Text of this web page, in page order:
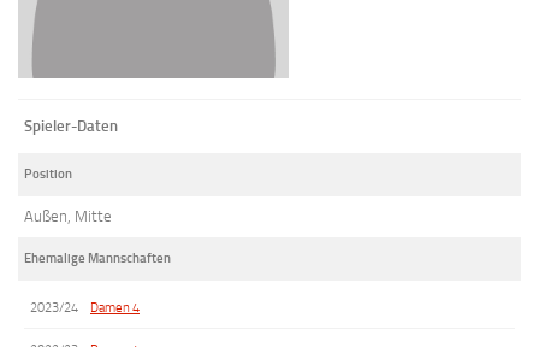
Spieler-Daten
Position
Außen, Mitte
Ehemalige Mannschaften
2023/24 Damen 4